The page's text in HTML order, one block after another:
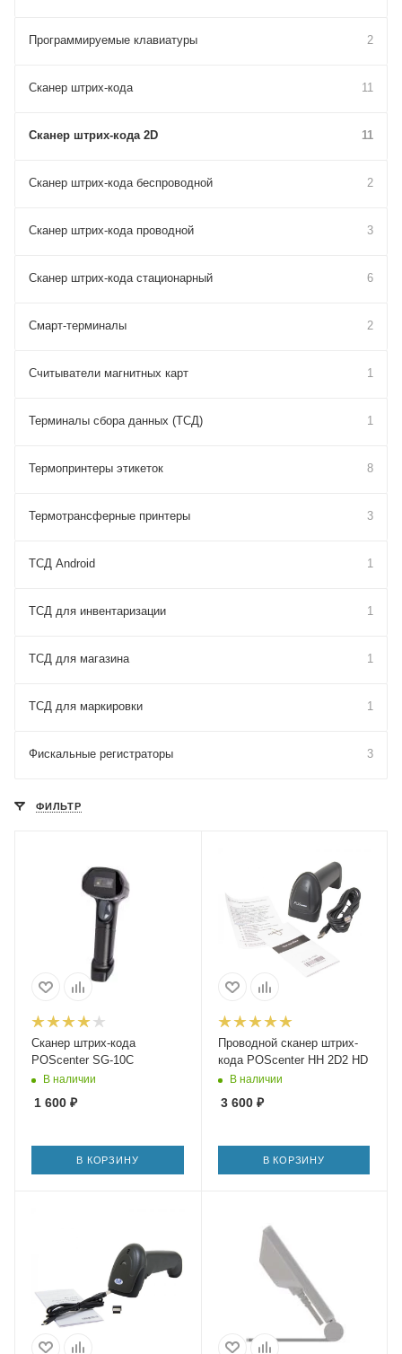
Программируемые клавиатуры 2
Сканер штрих-кода 11
Сканер штрих-кода 2D 11
Сканер штрих-кода беспроводной 2
Сканер штрих-кода проводной 3
Сканер штрих-кода стационарный 6
Смарт-терминалы 2
Считыватели магнитных карт 1
Терминалы сбора данных (ТСД) 1
Термопринтеры этикеток 8
Термотрансферные принтеры 3
ТСД Android 1
ТСД для инвентаризации 1
ТСД для магазина 1
ТСД для маркировки 1
Фискальные регистраторы 3
ФИЛЬТР
Сканер штрих-кода
POScenter SG-10C
В наличии
1 600 ₽
В КОРЗИНУ
Проводной сканер штрих-
кода POScenter HH 2D2 HD
В наличии
3 600₽
В КОРЗИНУ